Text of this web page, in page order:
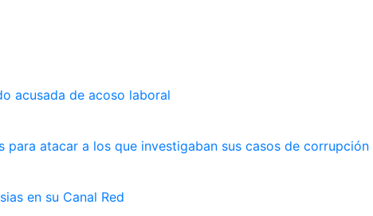
acusada de acoso laboral
para atacar a los que investigaban sus casos de corrupción
en su Canal Red